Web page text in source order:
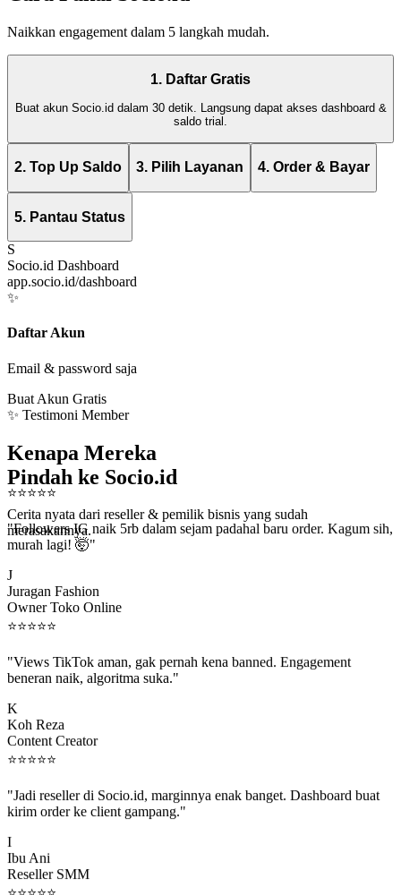
Naikkan engagement dalam 5 langkah mudah.
1. Daftar Gratis
Buat akun Socio.id dalam 30 detik. Langsung dapat akses dashboard &
saldo trial.
2. Top Up Saldo 3. Pilih Layanan 4. Order & Bayar
5. Pantau Status
S
Socio.id Dashboard
app.socio.id/dashboard
✨
Daftar Akun
Email & password saja
Buat Akun Gratis
✨ Testimoni Member
Kenapa Mereka
Pindah ke Socio.id
Cerita nyata dari reseller & pemilik bisnis yang sudah
merasakannya.
⭐⭐⭐⭐⭐
"Followers IG naik 5rb dalam sejam padahal baru order. Kagum sih,
murah lagi! 🤯"
Juragan Fashion
Owner Toko Online
⭐⭐⭐⭐ ⭐
beneran naik, algoritma suka."
Koh Reza
Content Creator
⭐⭐⭐⭐⭐
kirim order ke client gampang."
Ibu Ani
Reseller SMM
⭐⭐⭐⭐⭐